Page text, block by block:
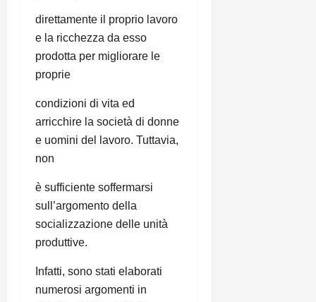
direttamente il proprio lavoro
e la ricchezza da esso
prodotta per migliorare le
proprie
condizioni di vita ed
arricchire la società di donne
e uomini del lavoro. Tuttavia,
non
è sufficiente soffermarsi
sull’argomento della
socializzazione delle unità
produttive.
Infatti, sono stati elaborati
numerosi argomenti in